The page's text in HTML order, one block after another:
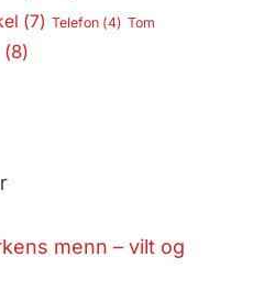
(7) Telefon(4) Tom
(8)
menn – vilt og